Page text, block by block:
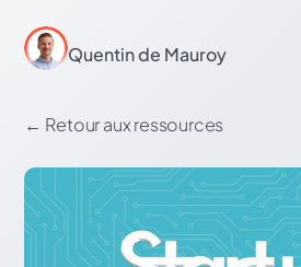
Quentin de Mauroy
← Retour aux ressources